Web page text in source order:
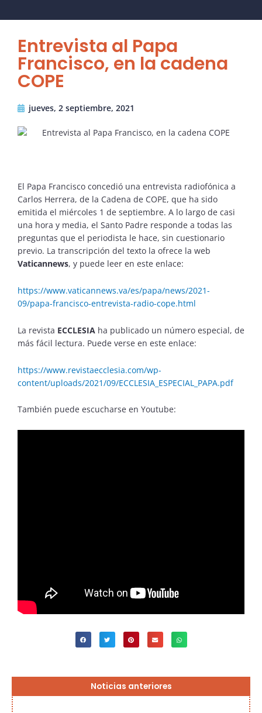
Entrevista al Papa
Francisco, en la cadena
COPE
jueves, 2 septiembre, 2021
El Papa Francisco concedió una entrevista radiofónica a
Carlos Herrera, de la Cadena de COPE, que ha sido
emitida el miércoles 1 de septiembre. A lo largo de casi
una hora y media, el Santo Padre responde a todas las
preguntas que el periodista le hace, sin cuestionario
previo. La transcripción del texto la ofrece la web
Vaticannews, y puede leer en este enlace:
https://www.vaticannews.va/es/papa/news/2021-
09/papa-francisco-entrevista-radio-cope.html
La revista ECCLESIA ha publicado un número especial, de
más fácil lectura. Puede verse en este enlace:
https://www.revistaecclesia.com/wp-
content/uploads/2021/09/ECCLESIA_ESPECIAL_PAPA.pdf
También puede escucharse en Youtube:
Noticias anteriores
Página
PáginaPáginaPágina
Página